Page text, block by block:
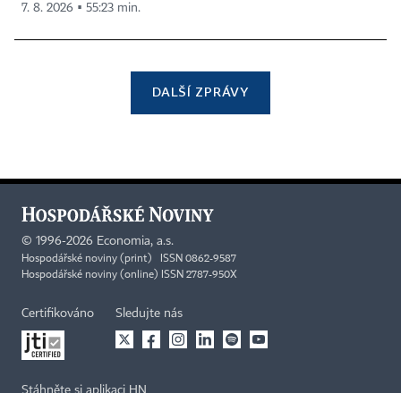
7. 8. 2026 ▪ 55:23 min.
DALŠÍ ZPRÁVY
© 1996-2026 Economia, a.s.
Hospodářské noviny (print) ISSN 0862-9587
Hospodářské noviny (online) ISSN 2787-950X
Certifikováno Sledujte nás
Stáhněte si aplikaci HN